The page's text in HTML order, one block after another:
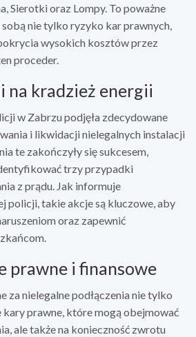
Sierotki oraz Lompy. To poważne
nie tylko ryzyko kar prawnych,
wysokich kosztów przez
proceder.
na kradzież energii
w Zabrzu podjęła zdecydowane
i likwidacji nielegalnych instalacji
te zakończyły się sukcesem,
trzy przypadki
z prądu. Jak informuje
policji, takie akcje są kluczowe, aby
oraz zapewnić
prawne i finansowe
za nielegalne podłączenia nie tylko
kary prawne, które mogą obejmować
ale także na konieczność zwrotu